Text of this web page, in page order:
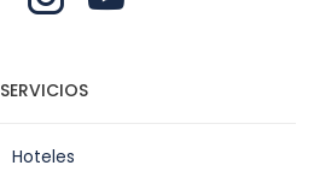
SERVICIOS
Hoteles